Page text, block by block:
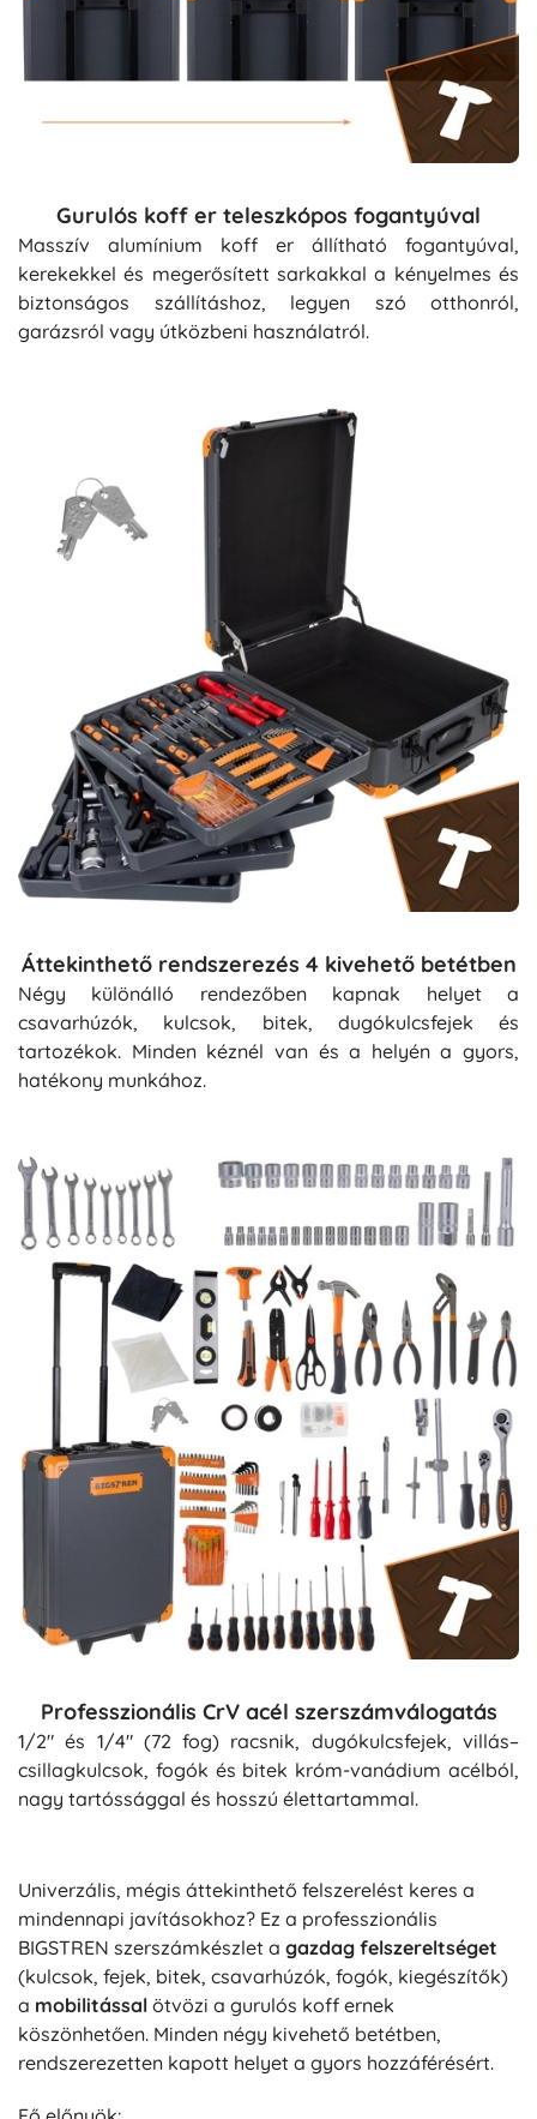
Gurulós koff er teleszkópos fogantyúval
Masszív alumínium koff er állítható fogantyúval,
kerekekkel és megerősített sarkakkal a kényelmes és
biztonságos szállításhoz, legyen szó otthonról,
garázsról vagy útközbeni használatról.
Áttekinthető rendszerezés 4 kivehető betétben
Négy különálló rendezőben kapnak helyet a
csavarhúzók, kulcsok, bitek, dugókulcsfejek és
tartozékok. Minden kéznél van és a helyén a gyors,
hatékony munkához.
Professzionális CrV acél szerszámválogatás
1/2" és 1/4" (72 fog) racsnik, dugókulcsfejek, villás–
csillagkulcsok, fogók és bitek króm-vanádium acélból,
nagy tartóssággal és hosszú élettartammal.
Univerzális, mégis áttekinthető felszerelést keres a
mindennapi javításokhoz? Ez a professzionális
BIGSTREN szerszámkészlet a gazdag felszereltséget
(kulcsok, fejek, bitek, csavarhúzók, fogók, kiegészítők)
a mobilitással ötvözi a gurulós koff ernek
köszönhetően. Minden négy kivehető betétben,
rendszerezetten kapott helyet a gyors hozzáférésért.